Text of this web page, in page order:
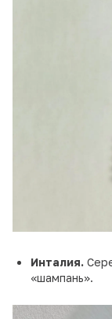
Инталия.
«шампань».